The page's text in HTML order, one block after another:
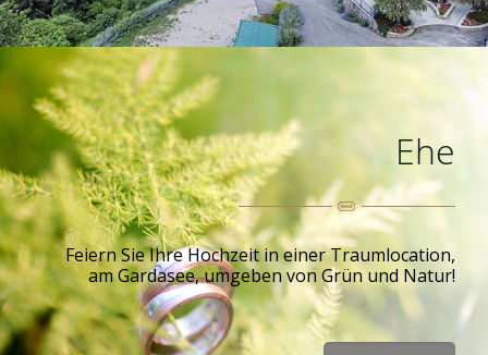
Ehe
Feiern Sie Ihre Hochzeit in einer Traumlocation,
am Gardasee, umgeben von Grün und Natur!